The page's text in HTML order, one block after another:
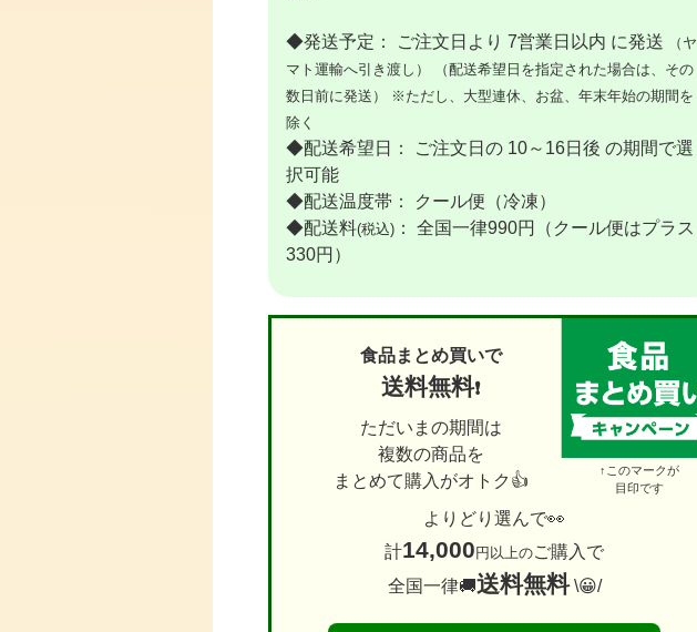
◆発送予定： ご注文日より 7営業日以内 に発送
（ヤ
マト運輸へ引き渡し）
（配送希望日を指定された場合は、その
数日前に発送）
※ただし、大型連休、お盆、年末年始の期間を
除く
◆配送希望日： ご注文日の 10～16日後 の期間で選
択可能
◆配送温度帯： クール便（冷凍）
◆配送料(税込) ： 全国一律990円（クール便はプラス
330円）
↑このマークが
目印です
食品まとめ買いで
送料無料❗
ただいまの期間は
複数の商品を
まとめて購入がオトク👍
よりどり選んで👀
計14,000円以上のご購入で
全国一律🚚送料無料\😀/